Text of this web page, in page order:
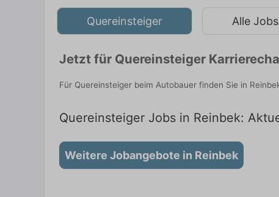
Quereinsteiger Alle Jobs
Jetzt für Quereinsteiger
Für Quereinsteiger beim Autobauer finden Sie in
Quereinsteiger Jobs in Reinbek:
Weitere Jobangebote in Reinbek